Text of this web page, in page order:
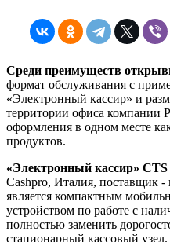
Среди преимуществ
формат обслуживания с
«Электронный кассир» и
территории офиса компании
оформления в одном месте
продуктов.
«Электронный кассир» CTS
Cashpro, Италия, поставщик
является компактным
устройством по работе с
полностью заменить
стационарный кассовый узел.